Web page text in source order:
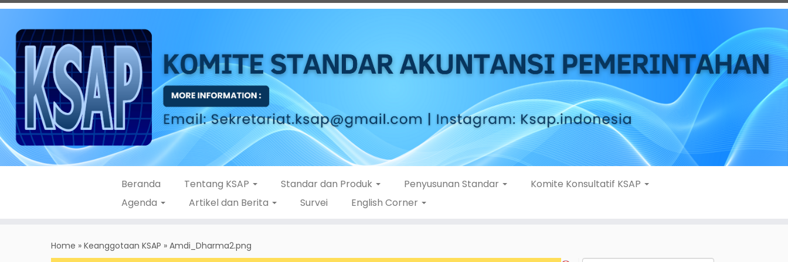
Beranda Tentang KSAP Standar dan Produk Penyusunan Standar
Komite Konsultatif KSAP
Agenda
Artikel dan Berita Survei English Corner
Home » Keanggotaan KSAP » Amdi_Dharma2.png